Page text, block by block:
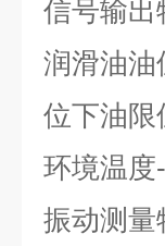
信号输出
润滑油油
位下油限
环境温
振动测量